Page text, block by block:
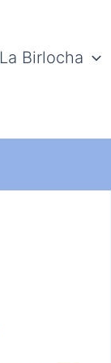
La Birlocha